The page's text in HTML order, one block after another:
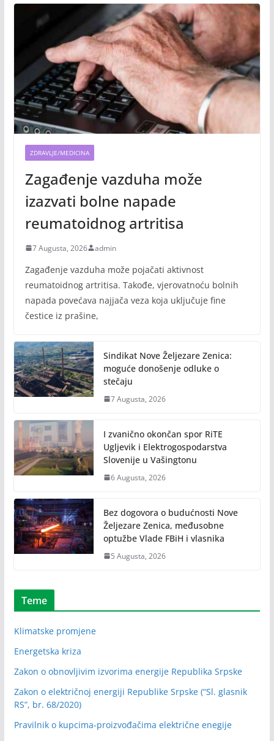
ZDRAVLJE/MEDICINA
Zagađenje vazduha može
izazvati bolne napade
reumatoidnog artritisa
7 Augusta, 2026 admin
Zagađenje vazduha može pojačati aktivnost
reumatoidnog artritisa. Takođe, vjerovatnoću bolnih
napada povećava najjača veza koja uključuje fine
čestice iz prašine,
Sindikat Nove Željezare Zenica:
moguće donošenje odluke o
stečaju
7 Augusta, 2026
I zvanično okončan spor RiTE
Ugljevik i Elektrogospodarstva
Slovenije u Vašingtonu
6 Augusta, 2026
Bez dogovora o budućnosti Nove
Željezare Zenica, međusobne
optužbe Vlade FBiH i vlasnika
5 Augusta, 2026
Teme
Klimatske promjene
Energetska kriza
Zakon o obnovljivim izvorima energije Republika Srpske
Zakon o električnoj energiji Republike Srpske (“Sl. glasnik
RS”, br. 68/2020)
Pravilnik o kupcima-proizvođačima električne enegije